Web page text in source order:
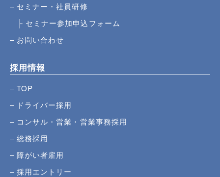
セミナー・社員研修
セミナー参加申込フォーム
お問い合わせ
採用情報
TOP
ドライバー採用
コンサル・営業・営業事務採用
総務採用
障がい者雇用
採用エントリー